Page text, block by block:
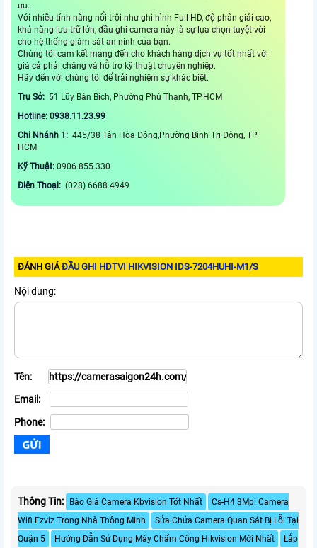
ưu.
Với nhiều tính năng nổi trội như ghi hình Full HD, độ phân giải cao,
khả năng lưu trữ lớn, đầu ghi camera này là sự lựa chọn tuyệt vời
cho hệ thống giám sát an ninh của bạn.
Chúng tôi cam kết mang đến cho khách hàng dịch vụ tốt nhất với
giá cả phải chăng và hỗ trợ kỹ thuật chuyên nghiệp.
Hãy đến với chúng tôi để trải nghiệm sự khác biệt.
Trụ Sở: 51 Lũy Bán Bích, Phường Phú Thạnh, TP.HCM
Hotline: 0938.11.23.99
Chi Nhánh 1: 445/38 Tân Hòa Đông,Phường Bình Trị Đông, TP
HCM
Kỹ Thuật: 0906.855.330
Điện Thoại: (028) 6688.4949
ĐÁNH GIÁĐẦU GHI HDTVI HIKVISION IDS-7204HUHI-M1/S
Nội dung:
Tên:
Email:
Phone:
Thông Tin: Báo Giá Camera Kbvision Tốt Nhất
Cs-H4 3Mp: Camera
Wifi Ezviz Trong Nhà Thông Minh
Sửa Chửa Camera Quan Sát Bị Lỗi Tại
Quận 5
Hướng Dẫn Sử Dụng Máy Chấm Công Hikvision Mới Nhất
Lắp